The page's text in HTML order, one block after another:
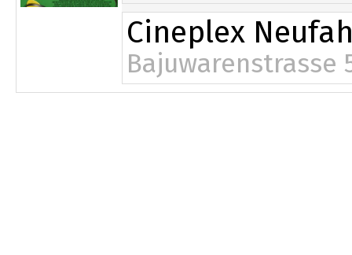
Cineplex
Bajuwarenstrasse